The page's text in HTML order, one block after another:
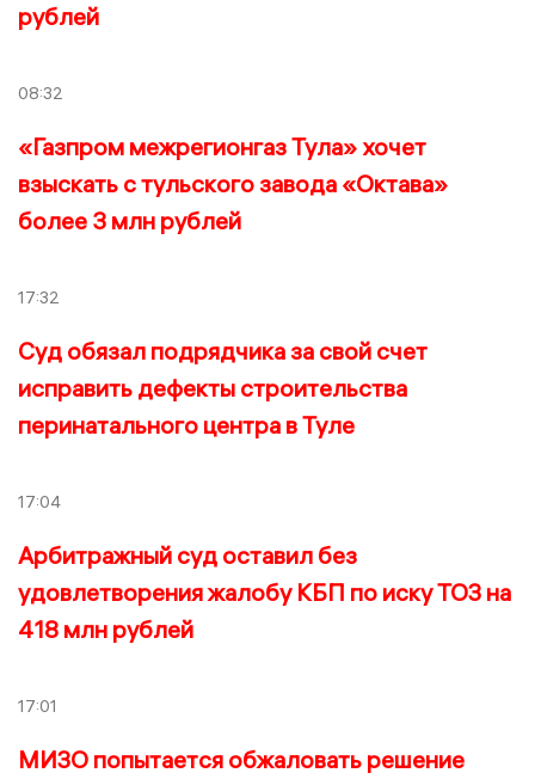
рублей
08:32
«Газпром межрегионгаз Тула» хочет
взыскать с тульского завода «Октава»
более 3 млн рублей
17:32
Суд обязал подрядчика за свой счет
исправить дефекты строительства
перинатального центра в Туле
17:04
Арбитражный суд оставил без
удовлетворения жалобу КБП по иску ТОЗ на
418 млн рублей
17:01
МИЗО попытается обжаловать решение